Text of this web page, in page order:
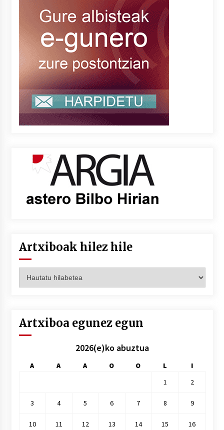
Artxiboak hilez hile
hilez
Artxiboa egunez egun
2026(e)ko abuztua
A A A O O L
I
1
2
3 4 5 6 7 8 9
10 11 12 13 14 15 16